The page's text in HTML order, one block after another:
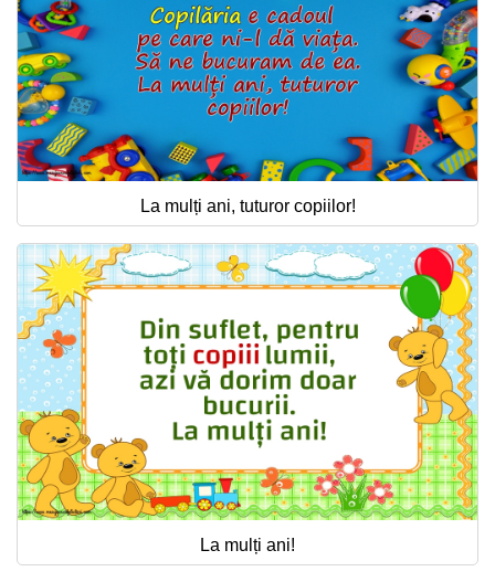
La mulți ani, tuturor copiilor!
La mulți ani!